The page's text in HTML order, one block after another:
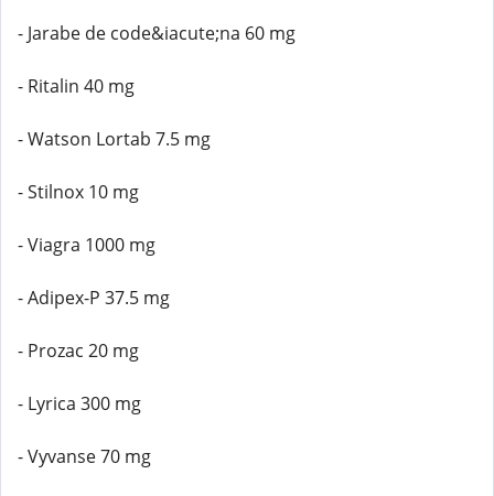
- Jarabe de code&iacute;na 60 mg
- Ritalin 40 mg
- Watson Lortab 7.5 mg
- Stilnox 10 mg
- Viagra 1000 mg
- Adipex-P 37.5 mg
- Prozac 20 mg
- Lyrica 300 mg
- Vyvanse 70 mg